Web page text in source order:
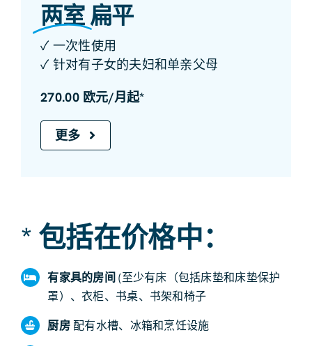
两室扁平
✓ 一次性使用
✓ 针对有子女的夫妇和单亲父母
270.00 欧元/月起*
更多
* 包括在价格中：
有家具的房间 (至少有床（包括床垫和床垫保护
罩）、衣柜、书桌、书架和椅子
厨房配有水槽、冰箱和烹饪设施